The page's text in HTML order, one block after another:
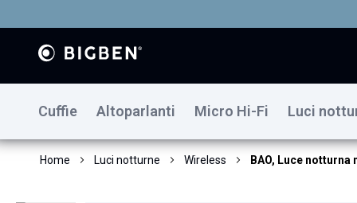
Cuffie Altoparlanti Micro Hi-Fi Luci
Home Luci notturne Wireless BAO, Luce